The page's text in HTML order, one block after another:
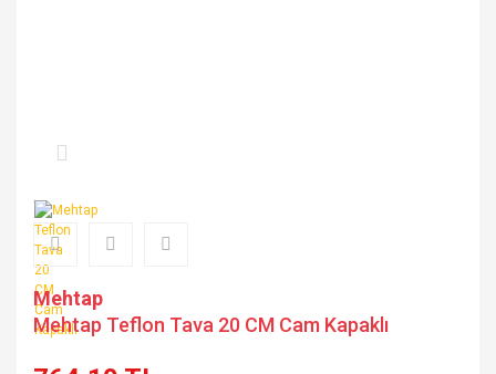
Mehtap
Mehtap Teflon Tava 20 CM Cam Kapaklı